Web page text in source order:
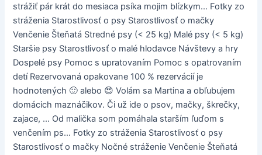
strážiť pár krát do mesiaca psíka mojim blízkym... Fotky zo
stráženia Starostlivosť o psy Starostlivosť o mačky
Venčenie Šteňatá Stredné psy (< 25 kg) Malé psy (< 5 kg)
Staršie psy Starostlivosť o malé hlodavce Návštevy a hry
Dospelé psy Pomoc s upratovaním Pomoc s opatrovaním
detí Rezervovaná opakovane 100 % rezervácií je
hodnotených 🙂 alebo 😍 Volám sa Martina a obľubujem
domácich maznáčikov. Či už ide o psov, mačky, škrečky,
zajace, ... Od malička som pomáhala starším ľuďom s
venčením ps... Fotky zo stráženia Starostlivosť o psy
Starostlivosť o mačky Nočné stráženie Venčenie Šteňatá